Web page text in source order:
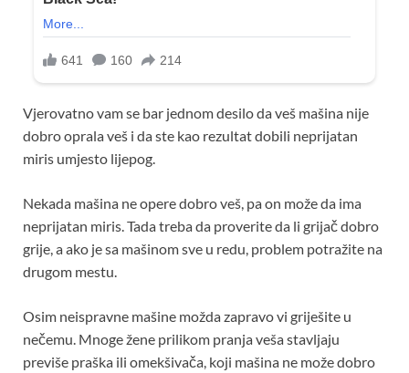
Vjerovatno vam se bar jednom desilo da veš mašina nije
dobro oprala veš i da ste kao rezultat dobili neprijatan
miris umjesto lijepog.
Nekada mašina ne opere dobro veš, pa on može da ima
neprijatan miris. Tada treba da proverite da li grijač dobro
grije, a ako je sa mašinom sve u redu, problem potražite na
drugom mestu.
Osim neispravne mašine možda zapravo vi griješite u
nečemu. Mnoge žene prilikom pranja veša stavljaju
previše praška ili omekšivača, koji mašina ne može dobro